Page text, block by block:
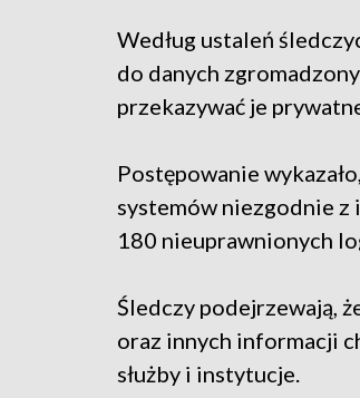
Według ustaleń
do danych
przekazywać je
Postępowanie
systemów niezgodnie z
180 nieuprawnionych
Śledczy podejrzewają,
oraz innych informacji
służby i instytucje.